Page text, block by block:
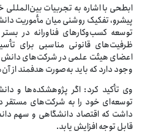
ابطحی با اشاره به تجربیات بین‌المللی
پیشرو، تفکیک روشنی میان مأموریت
توسعه کسب‌وکارهای فناورانه در بستر
ظرفیت‌های قانونی مناسبی برای
اعضای هیئت علمی در شرکت‌های
وجود دارد که باید به‌صورت هدفمند از
وی تأکید کرد: اگر پژوهشکده‌ها و
توسعه‌ای خود را به شرکت‌های مستقر در
داشت که اقتصاد دانشگاهی و سهم
قابل توجه افزایش یابد.